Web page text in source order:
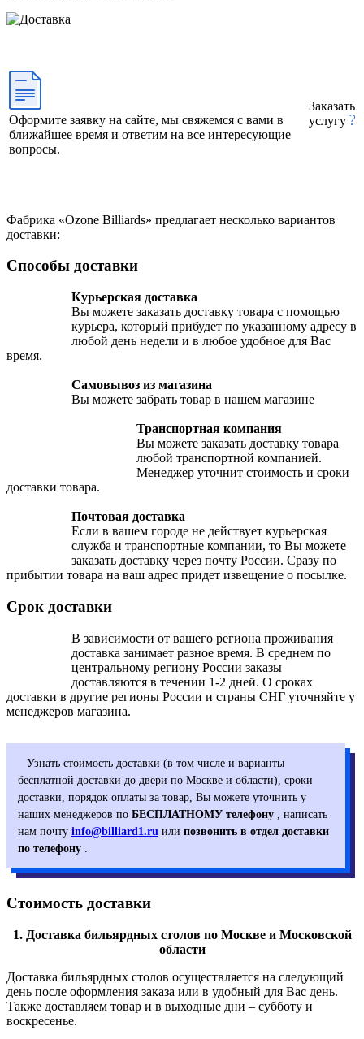
Оформите заявку на сайте, мы свяжемся с вами в
ближайшее время и ответим на все интересующие
вопросы.
Заказать
услугу
Фабрика «Ozone Billiards» предлагает несколько вариантов
доставки:
Способы доставки
Курьерская доставка
Вы можете заказать доставку товара с помощью
курьера, который прибудет по указанному адресу в
любой день недели и в любое удобное для Вас
время.
Самовывоз из магазина
Вы можете забрать товар в нашем магазине
Транспортная компания
Вы можете заказать доставку товара
любой транспортной компанией.
Менеджер уточнит стоимость и сроки
доставки товара.
Почтовая доставка
Если в вашем городе не действует курьерская
служба и транспортные компании, то Вы можете
заказать доставку через почту России. Сразу по
прибытии товара на ваш адрес придет извещение о посылке.
Срок доставки
В зависимости от вашего региона проживания
доставка занимает разное время. В среднем по
центральному региону России заказы
доставляются в течении 1-2 дней. О сроках
доставки в другие регионы России и страны СНГ уточняйте у
менеджеров магазина.
Узнать стоимость доставки (в том числе и варианты
бесплатной доставки до двери по Москве и области), сроки
доставки, порядок оплаты за товар, Вы можете уточнить у
наших менеджеров по БЕСПЛАТНОМУ телефону
, написать
нам почту info@billiard1.ru или позвонить в отдел доставки
по телефону
Стоимость доставки
1. Доставка бильярдных столов по Москве и Московской
области
Доставка бильярдных столов осуществляется на следующий
день после оформления заказа или в удобный для Вас день.
Также доставляем товар и в выходные дни – субботу и
воскресенье.